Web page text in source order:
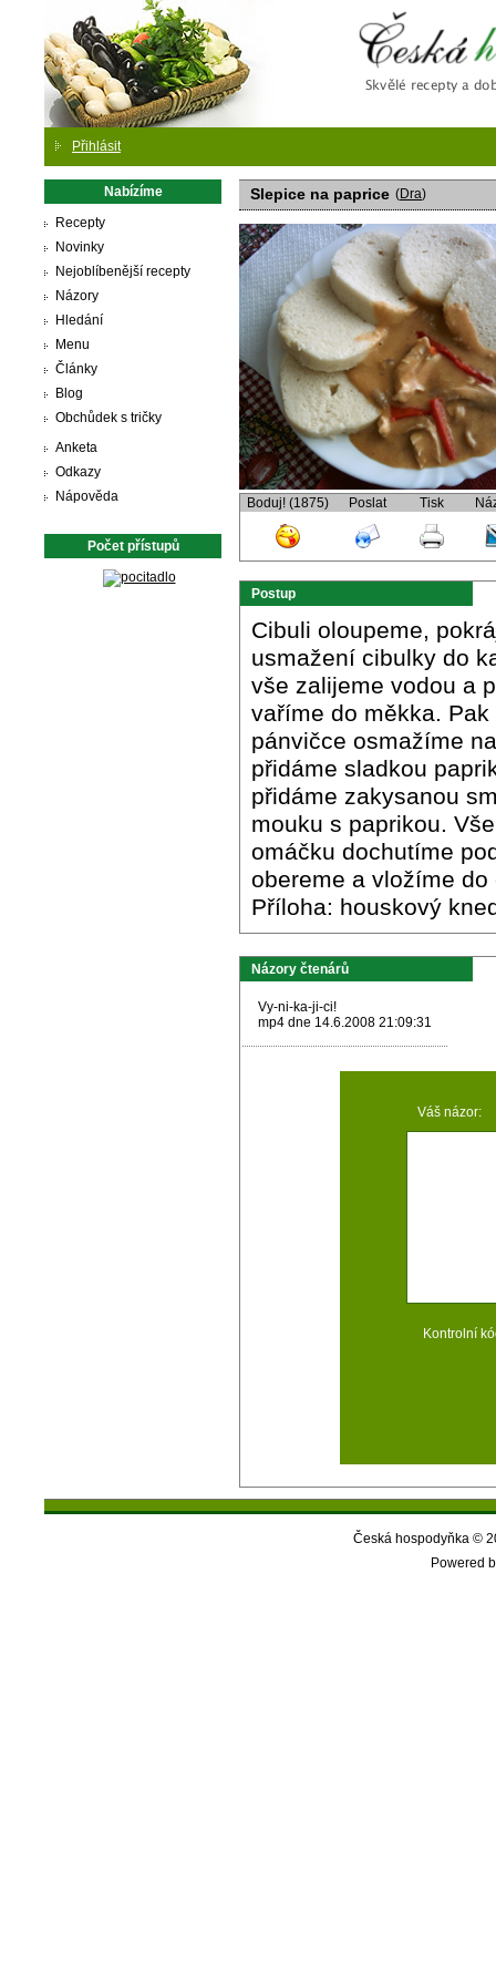
Přihlásit
Nabízíme
Recepty
Novinky
Nejoblíbenější recepty
Názory
Hledání
Menu
Články
Blog
Obchůdek s tričky
Anketa
Odkazy
Nápověda
Počet přístupů
Slepice na paprice (Dra)
Boduj! (1875) Poslat Tisk
Postup
Cibuli oloupeme,
usmažení cibulky do
vše zalijeme vodou a
vaříme do měkka.
pánvičce osmažíme
přidáme sladkou
přidáme zakysanou
mouku s paprikou.
omáčku dochutíme
obereme a vložíme do
Příloha: houskový
Názory čtenárů
Vy-ni-ka-ji-ci!
mp4 dne 14.6.2008 21:09:31
Váš názor:
Kontrolní
Česká hospodyňka ©
Powered